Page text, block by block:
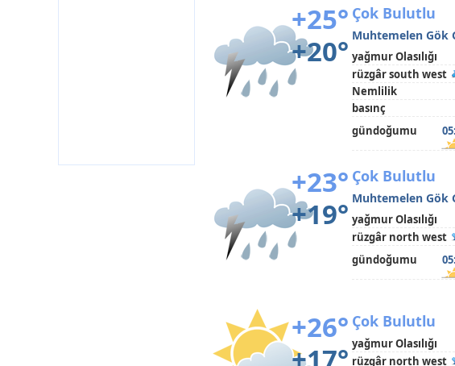
+25°
+20°
Çok Bulutlu
Muhtemelen Gök
yağmur Olasılığı
rüzgâr south west
Nemlilik
basınç
gündoğumu
+23°
+19°
Çok Bulutlu
Muhtemelen Gök
yağmur Olasılığı
rüzgâr north west
gündoğumu
+26° Çok Bulutlu
yağmur Olasılığı
rüzgâr north west